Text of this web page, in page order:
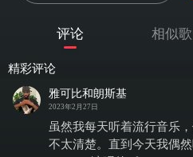
我每次都假装
我几乎感觉
You gave me
To see your
去看你的催
评论 相似
精彩评论
雅可比和朗斯基
2023年2月27日
虽然我每天听着流行音乐
不太清楚。直到今天我偶